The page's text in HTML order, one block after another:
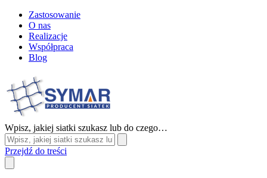
Zastosowanie
O nas
Realizacje
Współpraca
Blog
Wpisz, jakiej siatki szukasz lub do czego…
Przejdź do treści